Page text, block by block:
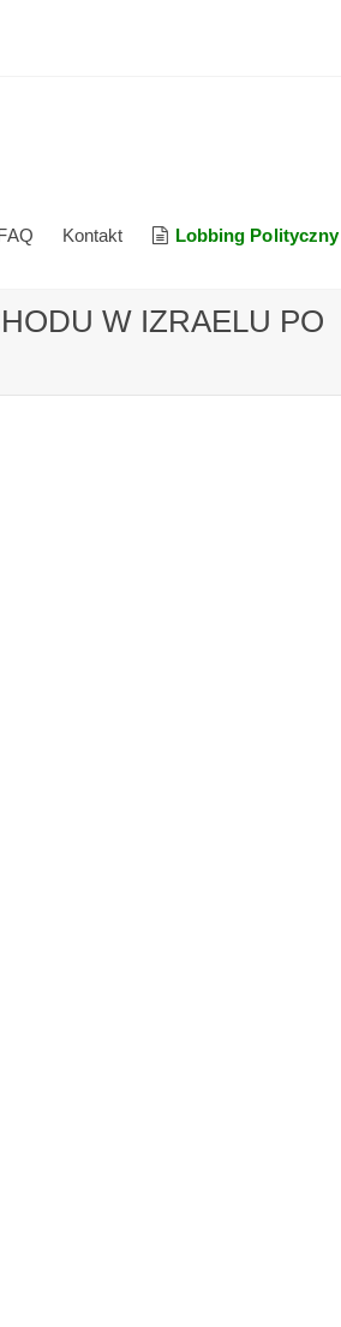
Kontakt Lobbing Polityczny
W IZRAELU PO